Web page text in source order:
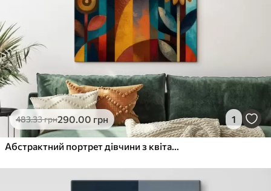
483.33грн290.00 грн 1
Абстрактний портрет дівчини з квітами в етнічному стилі